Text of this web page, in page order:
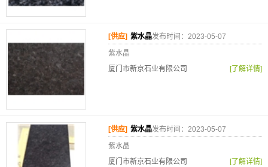
[供应] 紫水晶发布时间：2023-05-07
紫水晶
厦门市新京石业有限公司
[了解详情]
[供应] 紫水晶发布时间：2023-05-07
紫水晶
厦门市新京石业有限公司
[了解详情]